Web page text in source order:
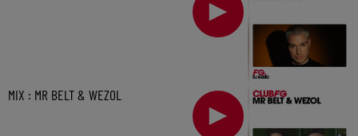
MIX : MR BELT & WEZOL